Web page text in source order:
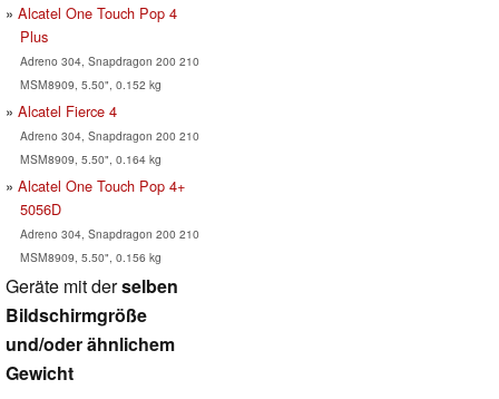
Alcatel One Touch Pop 4
Plus
Adreno 304, Snapdragon 200 210
MSM8909, 5.50", 0.152 kg
Alcatel Fierce 4
Adreno 304, Snapdragon 200 210
MSM8909, 5.50", 0.164 kg
Alcatel One Touch Pop 4+
5056D
Adreno 304, Snapdragon 200 210
MSM8909, 5.50", 0.156 kg
Geräte mit derselben
Bildschirmgröße
und/oder ähnlichem
Gewicht